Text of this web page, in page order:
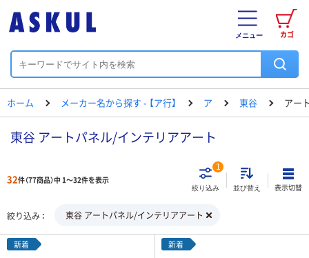
カゴ
メニュー
ホーム メーカー名から探す - 【ア行】 ア 東谷 アー
東谷 アートパネル/インテリアアート
32件（77商品）中 1～32件を表示
絞り込み
1
並び替え 表示切替
絞り込み 東谷 アートパネル/インテリアアート
新着 新着